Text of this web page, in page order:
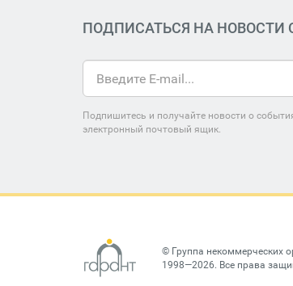
ПОДПИСАТЬСЯ НА НОВОСТИ
Подпишитесь и получайте новости о
электронный почтовый ящик.
© Группа некоммерческих
1998—2026. Все права